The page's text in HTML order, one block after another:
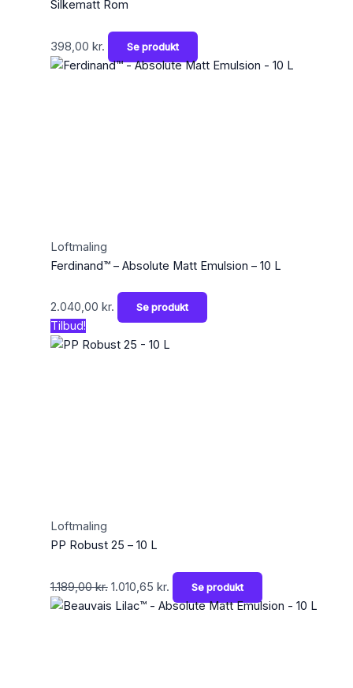
Silkematt Rom
398,00 kr. Se produkt
Loftmaling
Ferdinand™ – Absolute Matt Emulsion – 10 L
2.040,00 kr. Se produkt
Tilbud!
Loftmaling
PP Robust 25 – 10 L
1.189,00kr. 1.010,65 kr. Se produkt